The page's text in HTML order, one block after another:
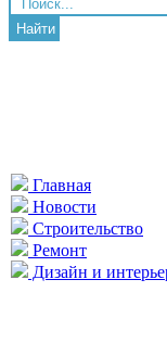
Найти
Главная
Новости
Строительство
Ремонт
Дизайн и